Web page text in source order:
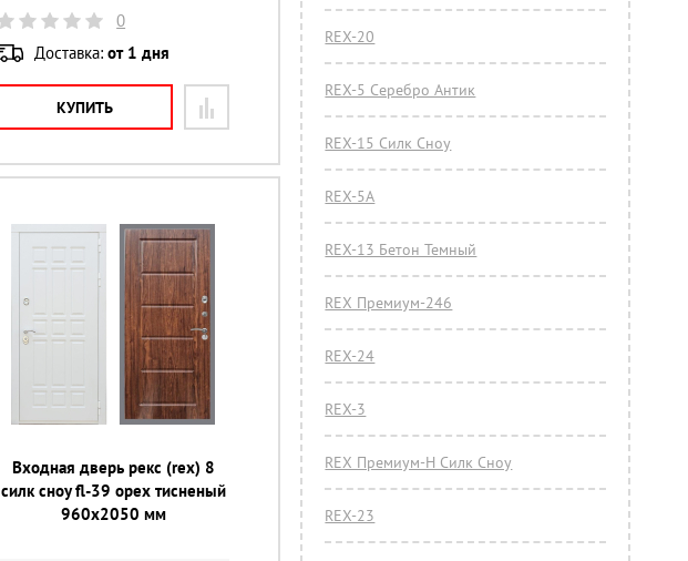
0
Доставка:от 1 дня
КУПИТЬ
Входная дверь рекс (rex) 8
силк сноу fl-39 орех тисненый
960х2050 мм
REX-20
REX-5 Серебро Антик
REX-15 Силк Сноу
REX-5А
REX-13 Бетон Темный
REX Премиум-246
REX-24
REX-3
REX Премиум-Н Силк Сноу
REX-23